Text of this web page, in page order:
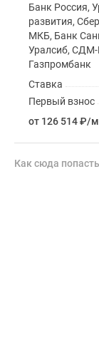
Банк Россия,
развития,
МКБ, Банк
Уралсиб,
Газпромбанк
Ставка
Первый взнос
от 126 514₽/
Как сюда